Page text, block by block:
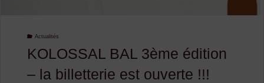
Actualités
KOLOSSAL BAL 3ème édition
– la billetterie est ouverte !!!